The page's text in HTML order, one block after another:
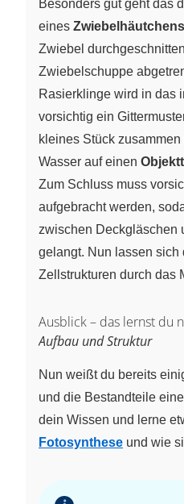
Besonders gut geht das
eines Zwiebelhäutchens
Zwiebel
Zwiebelschuppe
Rasierklinge wird in das
vorsichtig ein
kleines Stück
Wasser auf einen
Zum Schluss muss
aufgebracht werden,
zwischen Deckgläschen
gelangt. Nun lassen sich
Zellstrukturen durch das
Ausblick – das lernst du
Aufbau und Struktur
Nun weißt du bereits
und die Bestandteile
dein Wissen und lerne
Fotosynthese und wie